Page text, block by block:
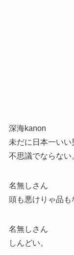
深海kanon
未だに日本一い
不思議でならない
名無しさん
頭も悪けりゃ品も
名無しさん
しんどい。